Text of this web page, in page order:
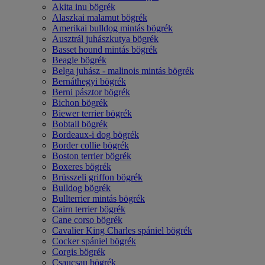
Akita inu bögrék
Alaszkai malamut bögrék
Amerikai bulldog mintás bögrék
Ausztrál juhászkutya bögrék
Basset hound mintás bögrék
Beagle bögrék
Belga juhász - malinois mintás bögrék
Bernáthegyi bögrék
Berni pásztor bögrék
Bichon bögrék
Biewer terrier bögrék
Bobtail bögrék
Bordeaux-i dog bögrék
Border collie bögrék
Boston terrier bögrék
Boxeres bögrék
Brüsszeli griffon bögrék
Bulldog bögrék
Bullterrier mintás bögrék
Cairn terrier bögrék
Cane corso bögrék
Cavalier King Charles spániel bögrék
Cocker spániel bögrék
Corgis bögrék
Csaucsau bögrék